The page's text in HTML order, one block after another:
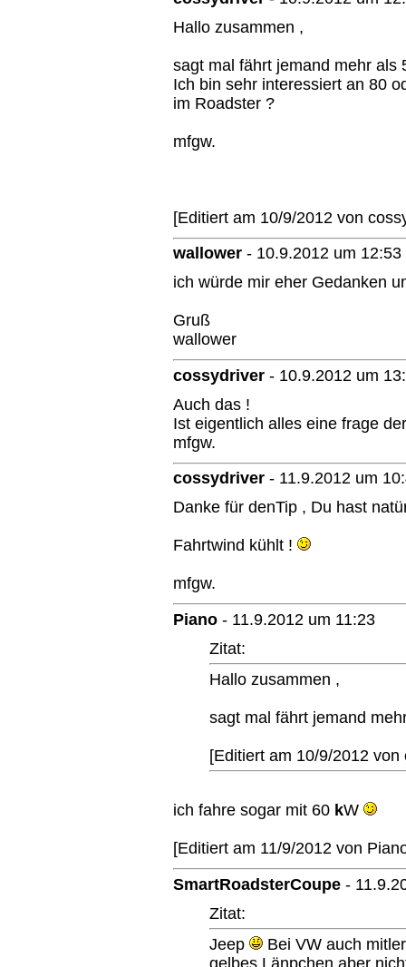
Hallo zusammen ,
sagt mal fährt jemand mehr als
Ich bin sehr interessiert an 80
im Roadster ?
mfgw.
[Editiert am 10/9/2012 von
wallower - 10.9.2012 um 12:53
ich würde mir eher Gedanken
Gruß
wallower
cossydriver - 10.9.2012 um
Auch das !
Ist eigentlich alles eine frage
mfgw.
cossydriver - 11.9.2012 um
Danke für denTip , Du hast
Fahrtwind kühlt !
mfgw.
Piano - 11.9.2012 um 11:23
Zitat:
Hallo zusammen ,
sagt mal fährt jemand
[Editiert am 10/9/2012 von
ich fahre sogar mit 60 kW
[Editiert am 11/9/2012 von
SmartRoadsterCoupe -
Zitat:
Jeep
Bei VW auch
gelbes Länpchen aber